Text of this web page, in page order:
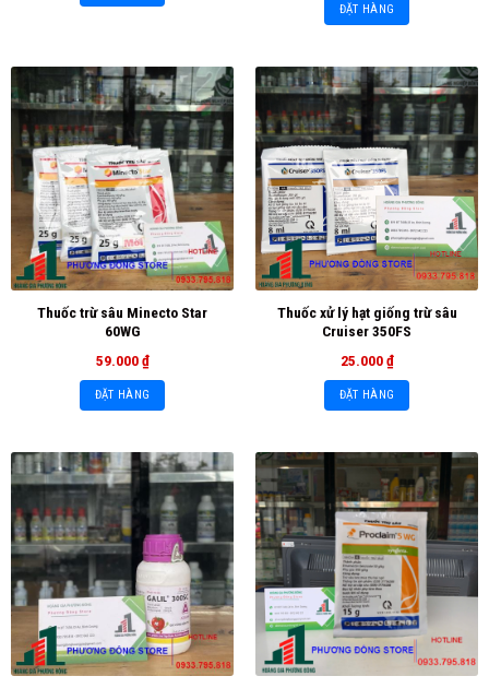
ĐẶT HÀNG
Thuốc trừ sâu Minecto Star
60WG
59.000₫
ĐẶT HÀNG
Thuốc xử lý hạt giống trừ sâu
Cruiser 350FS
25.000₫
ĐẶT HÀNG